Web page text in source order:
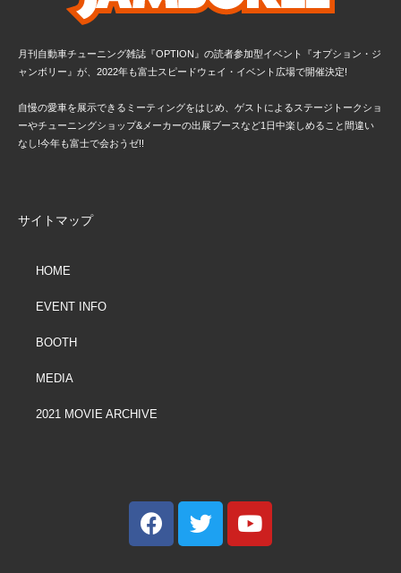
月刊自動車チューニング雑誌『OPTION』の読者参加型イベント
『オプション・ジ
ャンボリー』が、 2022年も富士スピードウェイ・イベント広場で開催決定!
自慢の愛車を展示できるミーティングをはじめ、ゲストによるステージトークショ
ーやチューニングショップ&メーカーの出展ブースなど1日中楽しめること間違い
なし!今年も富士で会おうゼ!!
サイトマップ
HOME
EVENT INFO
BOOTH
MEDIA
2021 MOVIE ARCHIVE